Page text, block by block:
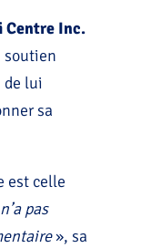
Centre Inc.
soutien
de lui
sa
est celle
pas
», sa